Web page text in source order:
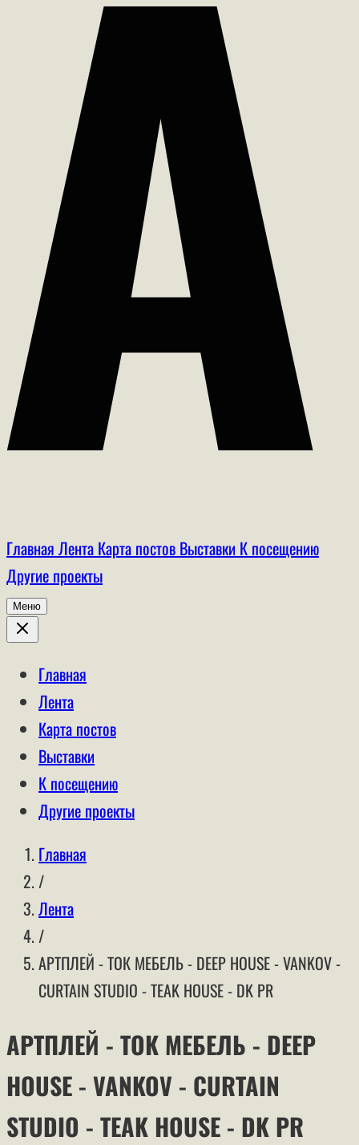
Главная Лента Карта постов Выставки К посещению
Другие проекты
Меню
Главная
Лента
Карта постов
Выставки
К посещению
Другие проекты
Главная
/
Лента
/
АРТПЛЕЙ - ТОК МЕБЕЛЬ - DEEP HOUSE - VANKOV -
CURTAIN STUDIO - TEAK HOUSE - DK PR
АРТПЛЕЙ - ТОК МЕБЕЛЬ - DEEP
HOUSE - VANKOV - CURTAIN
STUDIO - TEAK HOUSE - DK PR